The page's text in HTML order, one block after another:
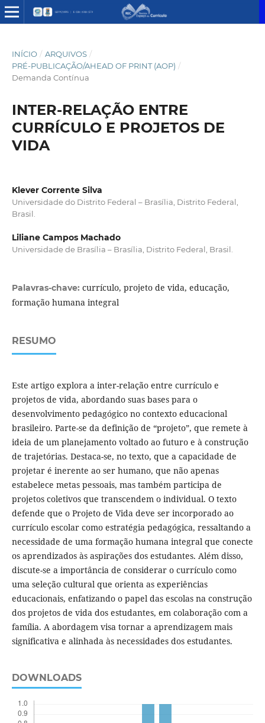
INÍCIO / ARQUIVOS /
PRÉ-PUBLICAÇÃO/AHEAD OF PRINT (AOP) /
Demanda Contínua
INTER-RELAÇÃO ENTRE
CURRÍCULO E PROJETOS DE
VIDA
Klever Corrente Silva
Universidade do Distrito Federal – Brasília, Distrito Federal,
Brasil.
Liliane Campos Machado
Universidade de Brasília – Brasília, Distrito Federal, Brasil.
Palavras-chave: currículo, projeto de vida, educação,
formação humana integral
RESUMO
Este artigo explora a inter-relação entre currículo e
projetos de vida, abordando suas bases para o
desenvolvimento pedagógico no contexto educacional
brasileiro. Parte-se da definição de “projeto”, que remete à
ideia de um planejamento voltado ao futuro e à construção
de trajetórias. Destaca-se, no texto, que a capacidade de
projetar é inerente ao ser humano, que não apenas
estabelece metas pessoais, mas também participa de
projetos coletivos que transcendem o individual. O texto
defende que o Projeto de Vida deve ser incorporado ao
currículo escolar como estratégia pedagógica, ressaltando a
necessidade de uma formação humana integral que conecte
os aprendizados às aspirações dos estudantes. Além disso,
discute-se a importância de considerar o currículo como
uma seleção cultural que orienta as experiências
educacionais, enfatizando o papel das escolas na construção
dos projetos de vida dos estudantes, em colaboração com a
família. A abordagem visa tornar a aprendizagem mais
significativa e alinhada às necessidades dos estudantes.
DOWNLOADS